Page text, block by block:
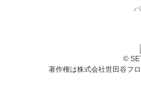
©
著作権は株式会社世田谷フ